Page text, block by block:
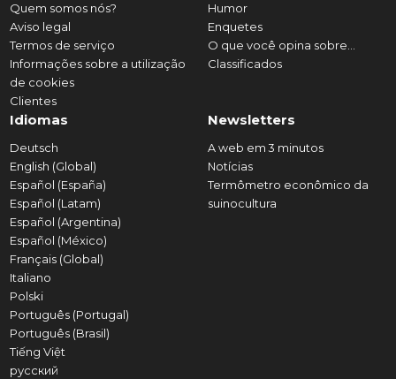
Quem somos nós?
Aviso legal
Termos de serviço
Informações sobre a utilização
de cookies
Clientes
Humor
Enquetes
O que você opina sobre...
Classificados
Idiomas
Deutsch
English (Global)
Español (España)
Español (Latam)
Español (Argentina)
Español (México)
Français (Global)
Italiano
Polski
Português (Portugal)
Português (Brasil)
Tiếng Việt
русский
Newsletters
A web em 3 minutos
Notícias
Termômetro econômico da
suinocultura